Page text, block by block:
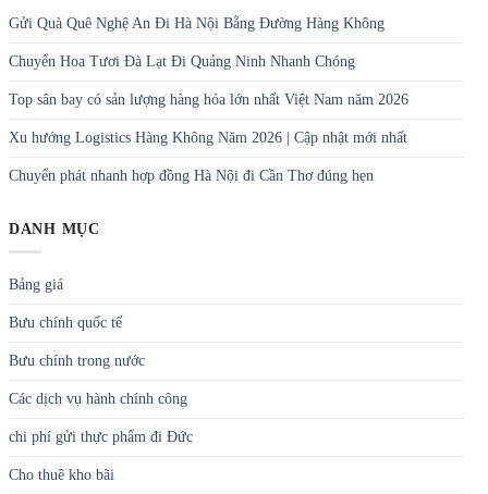
Gửi Quà Quê Nghệ An Đi Hà Nội Bằng Đường Hàng Không
Chuyển Hoa Tươi Đà Lạt Đi Quảng Ninh Nhanh Chóng
Top sân bay có sản lượng hàng hóa lớn nhất Việt Nam năm 2026
Xu hướng Logistics Hàng Không Năm 2026 | Cập nhật mới nhất
Chuyển phát nhanh hợp đồng Hà Nội đi Cần Thơ đúng hẹn
DANH MỤC
Bảng giá
Bưu chính quốc tế
Bưu chính trong nước
Các dịch vụ hành chính công
chi phí gửi thực phẩm đi Đức
Cho thuê kho bãi